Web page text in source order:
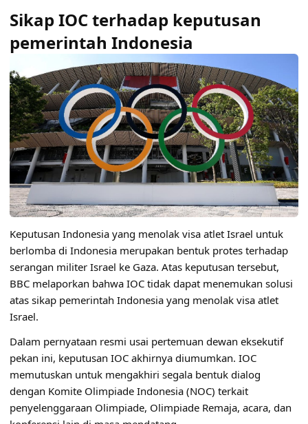
Sikap IOC terhadap keputusan
pemerintah Indonesia
Keputusan Indonesia yang menolak visa atlet Israel untuk
berlomba di Indonesia merupakan bentuk protes terhadap
serangan militer Israel ke Gaza. Atas keputusan tersebut,
BBC melaporkan bahwa IOC tidak dapat menemukan solusi
atas sikap pemerintah Indonesia yang menolak visa atlet
Israel.
Dalam pernyataan resmi usai pertemuan dewan eksekutif
pekan ini, keputusan IOC akhirnya diumumkan. IOC
memutuskan untuk mengakhiri segala bentuk dialog
dengan Komite Olimpiade Indonesia (NOC) terkait
penyelenggaraan Olimpiade, Olimpiade Remaja, acara, dan